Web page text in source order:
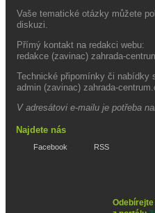
Vaše tematické otázky můžete
diskuzi.
Přímý kontakt na redakci webu:
redakce (zavinac) zahrada-
Technické připomínky či nabídky
admin (zavinac) zahrada-
V adresátovi e-mailu je potřeba
Najdete nás
Facebook RSS